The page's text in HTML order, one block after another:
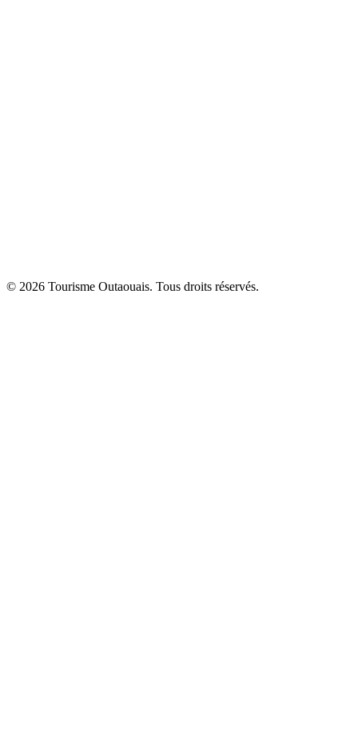
© 2026 Tourisme Outaouais. Tous droits réservés.